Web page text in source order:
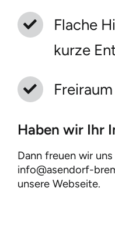
Flache
kurze
Haben wir Ihr
Dann freuen wir
info@asendorf-
unsere Webseite.